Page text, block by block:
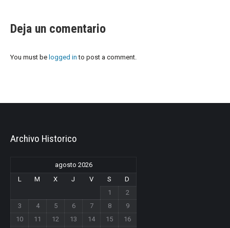
Deja un comentario
You must be logged in to post a comment.
Archivo Historico
agosto 2026
L
M X J V S
D
1
2
3
4 5 6 7 8
9
10
11 12 13 14 15
16